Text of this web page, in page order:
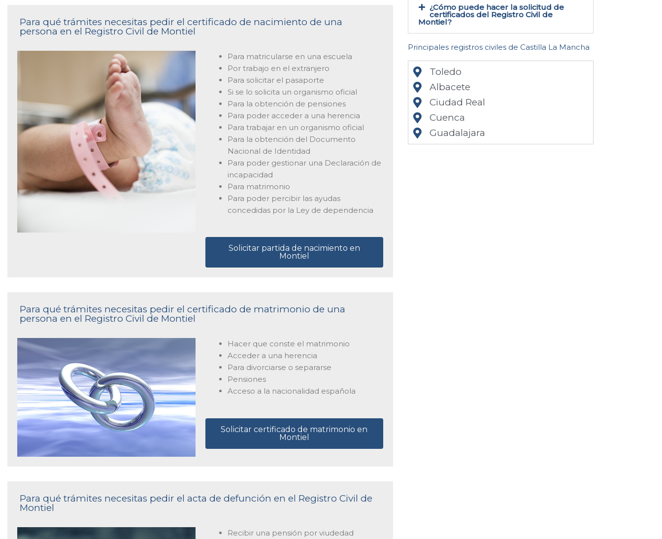
Para qué trámites necesitas pedir el certificado de nacimiento de una
persona en el Registro Civil de Montiel
Para matricularse en una escuela
Por trabajo en el extranjero
Para solicitar el pasaporte
Si se lo solicita un organismo oficial
Para la obtención de pensiones
Para poder acceder a una herencia
Para trabajar en un organismo oficial
Para la obtención del Documento
Nacional de Identidad
Para poder gestionar una Declaración de
incapacidad
Para matrimonio
Para poder percibir las ayudas
concedidas por la Ley de dependencia
Solicitar partida de nacimiento en
Montiel
Para qué trámites necesitas pedir el certificado de matrimonio de una
persona en el Registro Civil de Montiel
Hacer que conste el matrimonio
Acceder a una herencia
Para divorciarse o separarse
Pensiones
Acceso a la nacionalidad española
Solicitar certificado de matrimonio en
Montiel
Para qué trámites necesitas pedir el acta de defunción en el Registro Civil de
Montiel
Recibir una pensión por viudedad
¿Cómo puede hacer la solicitud de
certificados del Registro Civil de
Montiel​?
Principales registros civiles de Castilla La Mancha
Toledo
Albacete
Ciudad Real
Cuenca
Guadalajara